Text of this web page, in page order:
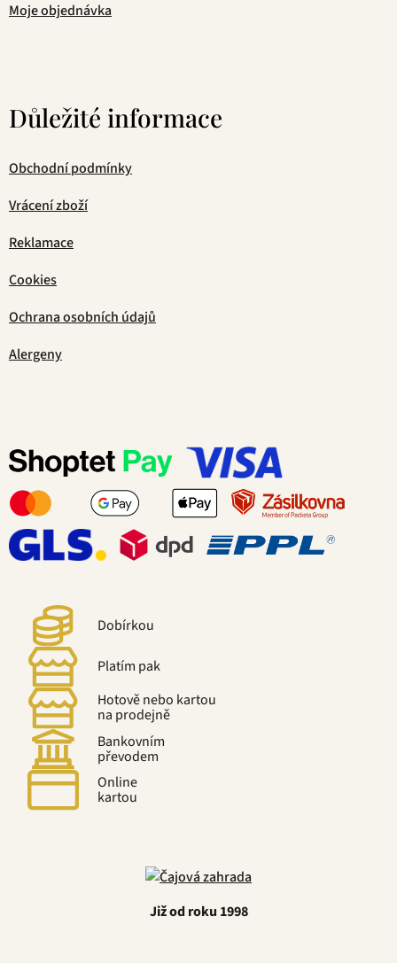
Moje objednávka
Důležité informace
Obchodní podmínky
Vrácení zboží
Reklamace
Cookies
Ochrana osobních údajů
Alergeny
Dobírkou
Platím pak
Hotově nebo kartou
na prodejně
Bankovním
převodem
Online
kartou
Již od roku 1998